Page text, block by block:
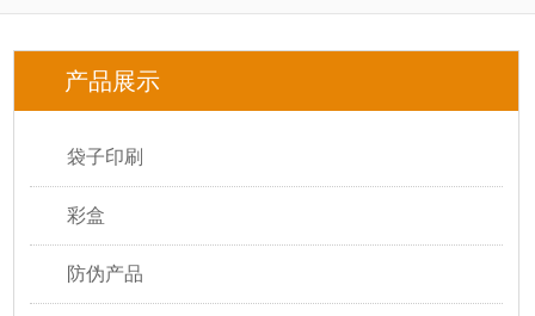
产品展示
袋子印刷
彩盒
防伪产品